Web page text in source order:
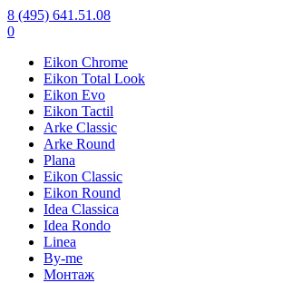
8 (495) 641.51.08
0
Eikon Chrome
Eikon Total Look
Eikon Evo
Eikon Tactil
Arke Classic
Arke Round
Plana
Eikon Classic
Eikon Round
Idea Classica
Idea Rondo
Linea
By-me
Монтаж